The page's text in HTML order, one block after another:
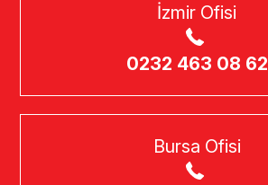
İzmir Ofisi
0232 463 08 62
Bursa Ofisi